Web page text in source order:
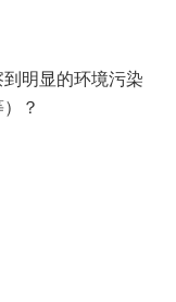
明显的环境污染
？